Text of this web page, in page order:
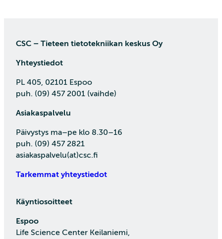
CSC – Tieteen tietotekniikan keskus Oy
Yhteystiedot
PL 405, 02101 Espoo
puh. (09) 457 2001 (vaihde)
Asiakaspalvelu
Päivystys ma–pe klo 8.30–16
puh. (09) 457 2821
asiakaspalvelu(at)csc.fi
Tarkemmat yhteystiedot
Käyntiosoitteet
Espoo
Life Science Center Keilaniemi,